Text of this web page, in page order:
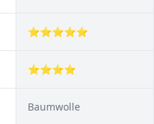
⭐⭐⭐⭐⭐
⭐⭐⭐⭐
Baumwolle